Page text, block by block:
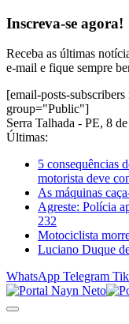
Inscreva-se agora!
Receba as últimas
e-mail e fique sempre
[email-posts-
group="Public"]
Serra Talhada - PE, 8
Últimas:
5 consequências
motorista deve
As máquinas
Agreste: Polícia
232
Motociclista
Luciano Duque
WhatsApp Telegram